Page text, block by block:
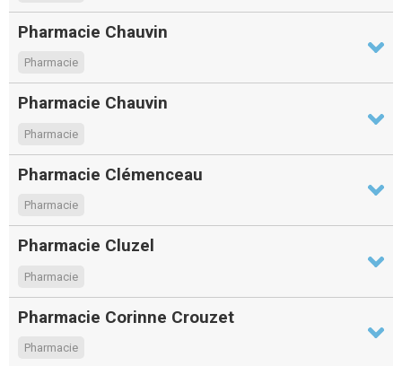
Pharmacie Chauvin
Pharmacie
Pharmacie Chauvin
Pharmacie
Pharmacie Clémenceau
Pharmacie
Pharmacie Cluzel
Pharmacie
Pharmacie Corinne Crouzet
Pharmacie